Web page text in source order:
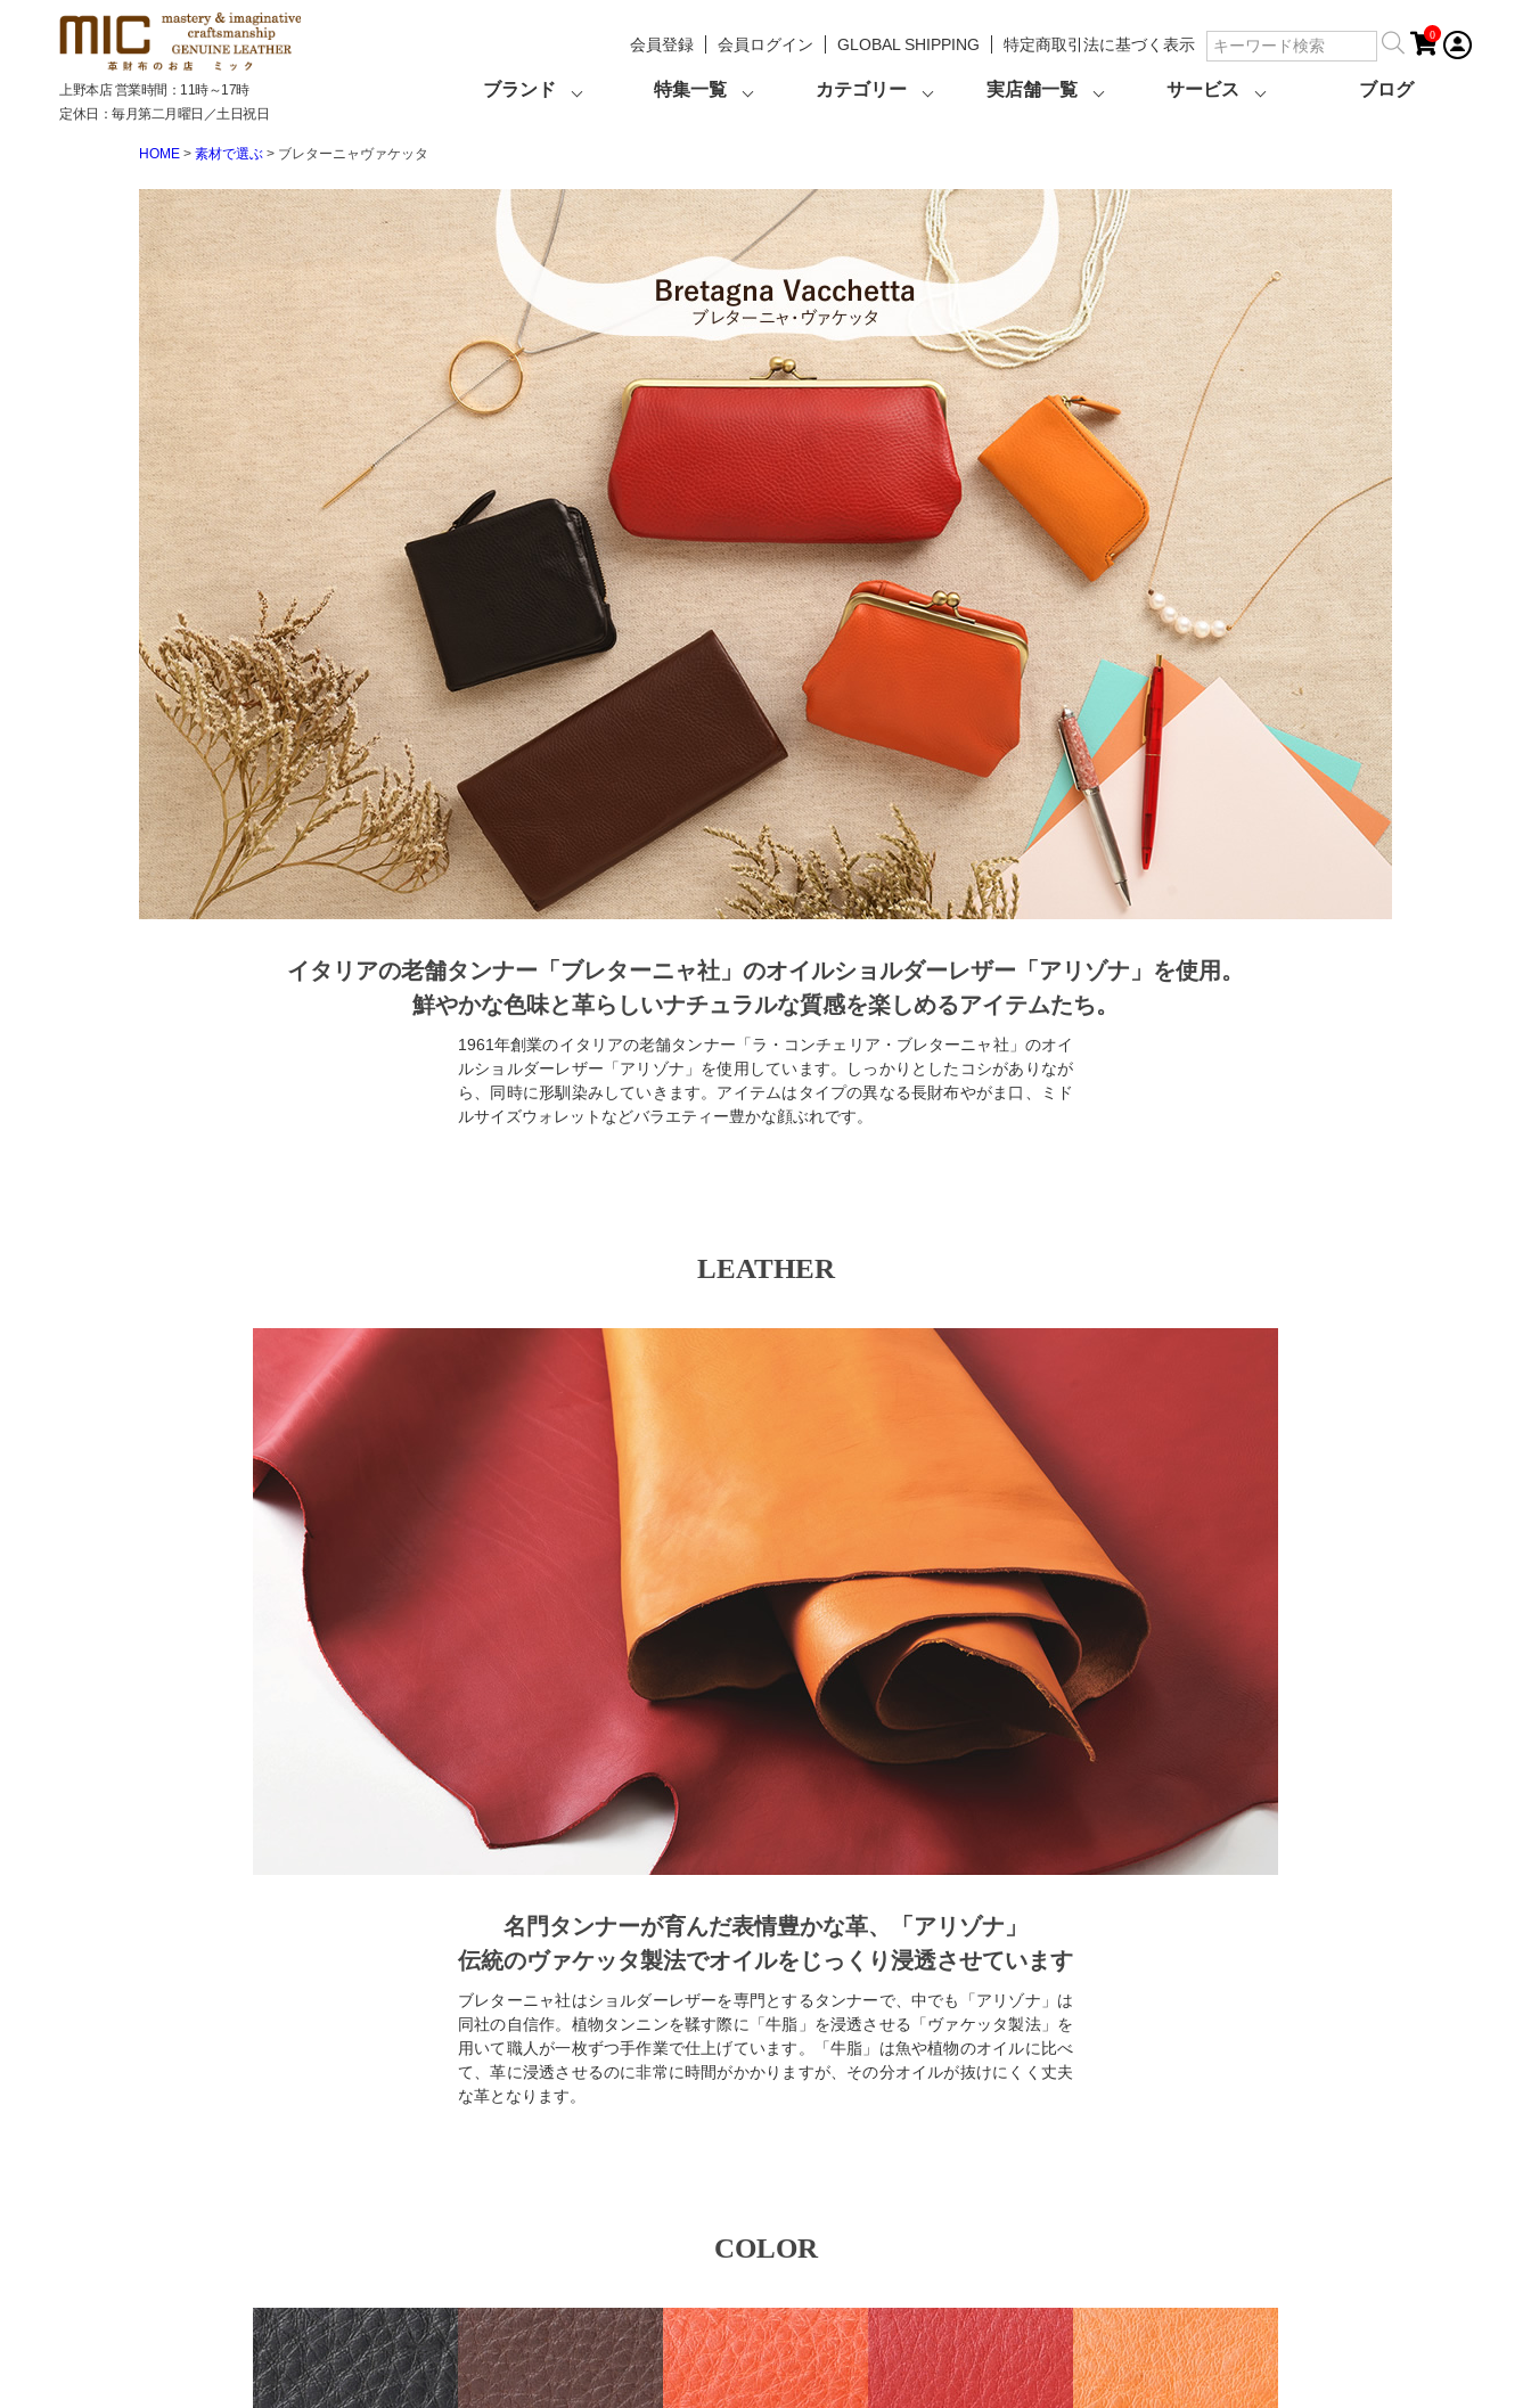
上野本店 営業時間：11時～17時
定休日：毎月第二月曜日／土日祝日
会員登録 会員ログイン GLOBAL SHIPPING 特定商取引法に基づく表示
0
ブランド 特集一覧 カテゴリー 実店舗一覧 サービス ブログ
HOME 素材で選ぶ ブレターニャヴァケッタ
イタリアの老舗タンナー「ブレターニャ社」のオイルショルダーレザー「アリゾナ」を使用。
鮮やかな色味と革らしいナチュラルな質感を楽しめるアイテムたち。
1961年創業のイタリアの老舗タンナー「ラ・コンチェリア・ブレターニャ社」のオイ
ルショルダーレザー「アリゾナ」を使用しています。しっかりとしたコシがありなが
ら、同時に形馴染みしていきます。アイテムはタイプの異なる長財布やがま口、ミド
ルサイズウォレットなどバラエティー豊かな顔ぶれです。
LEATHER
名門タンナーが育んだ表情豊かな革、「アリゾナ」
伝統のヴァケッタ製法でオイルをじっくり浸透させています
ブレターニャ社はショルダーレザーを専門とするタンナーで、中でも「アリゾナ」は
同社の自信作。植物タンニンを鞣す際に「牛脂」を浸透させる「ヴァケッタ製法」を
用いて職人が一枚ずつ手作業で仕上げています。「牛脂」は魚や植物のオイルに比べ
て、革に浸透させるのに非常に時間がかかりますが、その分オイルが抜けにくく丈夫
な革となります。
COLOR